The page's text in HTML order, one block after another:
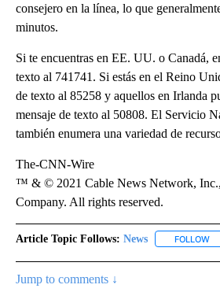
consejero en la línea, lo que
minutos.
Si te encuentras en EE. UU. o Canadá,
texto al 741741. Si estás en el Reino
de texto al 85258 y aquellos en Irlanda
mensaje de texto al 50808. El Servicio
también enumera una variedad de
The-CNN-Wire
™ & © 2021 Cable News Network, Inc.,
Company. All rights reserved.
Article Topic Follows: News FOLLOW
Jump to comments ↓